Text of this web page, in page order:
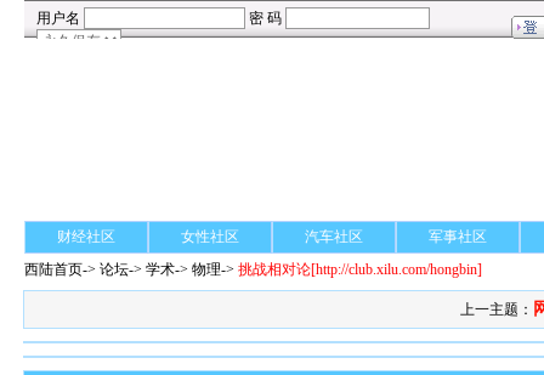
财经社区 女性社区 汽车社区
军事社区
西陆首页->论坛->学术-> 物理->挑战相对论[http://club.xilu.com/hongbin]
上一主题：